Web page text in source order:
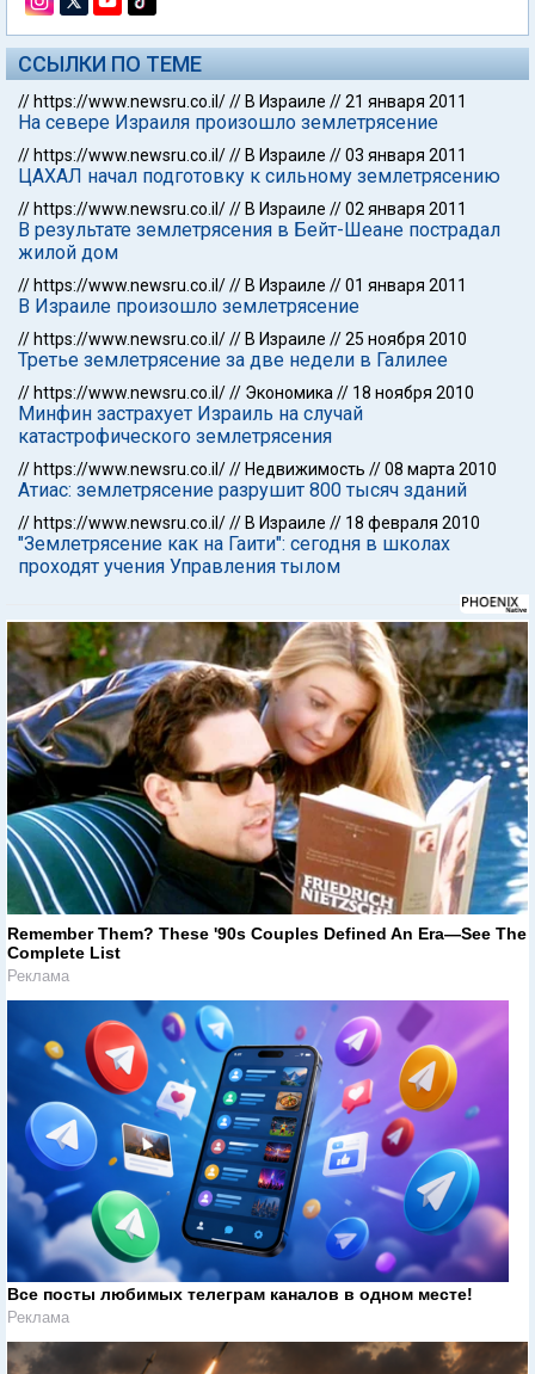
ССЫЛКИ ПО ТЕМЕ
// https://www.newsru.co.il/// В Израиле //21 января 2011
На севере Израиля произошло землетрясение
// https://www.newsru.co.il/// В Израиле //03 января 2011
ЦАХАЛ начал подготовку к сильному землетрясению
// https://www.newsru.co.il/// В Израиле //02 января 2011
В результате землетрясения в Бейт-Шеане пострадал
жилой дом
// https://www.newsru.co.il/// В Израиле //01 января 2011
В Израиле произошло землетрясение
// https://www.newsru.co.il/// В Израиле //25 ноября 2010
Третье землетрясение за две недели в Галилее
// https://www.newsru.co.il/// Экономика // 18 ноября 2010
Минфин застрахует Израиль на случай
катастрофического землетрясения
// https://www.newsru.co.il/// Недвижимость //08 марта 2010
Атиас: землетрясение разрушит 800 тысяч зданий
// https://www.newsru.co.il/// В Израиле // 18 февраля 2010
"Землетрясение как на Гаити": сегодня в школах
проходят учения Управления тылом
Remember Them? These '90s Couples Defined An Era—See The
Complete List
Реклама
Все посты любимых телеграм каналов в одном месте!
Реклама